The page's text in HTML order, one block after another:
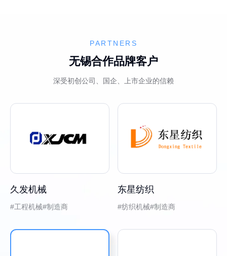
PARTNERS
无锡合作品牌客户
深受初创公司、国企、上市企业的信赖
久发机械
工程机械 制造商
东星纺织
纺织机械 制造商